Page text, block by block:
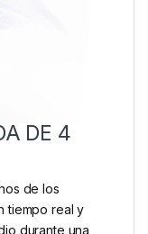
DE 4
de los
tiempo real y
durante una